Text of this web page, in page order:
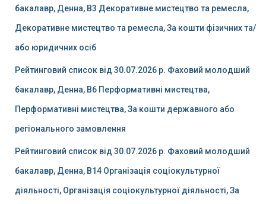
бакалавр, Денна, B3 Декоративне мистецтво та ремесла,
Декоративне мистецтво та ремесла, За кошти фізичних та/
або юридичних осіб
Рейтинговий список від 30.07.2026 р. Фаховий молодший
бакалавр, Денна, B6 Перформативні мистецтва,
Перформативні мистецтва, За кошти державного або
регіонального замовлення
Рейтинговий список від 30.07.2026 р. Фаховий молодший
бакалавр, Денна, B14 Організація соціокультурної
діяльності, Організація соціокультурної діяльності, За